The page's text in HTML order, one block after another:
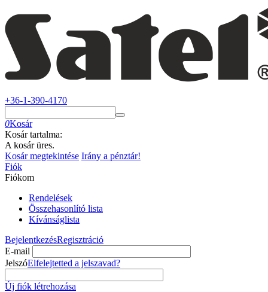
+36-1-390-4170
0Kosár
Kosár tartalma:
A kosár üres.
Kosár megtekintése Irány a pénztár!
Fiók
Fiókom
Rendelések
Összehasonlító lista
Kívánságlista
BejelentkezésRegisztráció
E-mail
JelszóElfelejtetted a jelszavad?
Új fiók létrehozása